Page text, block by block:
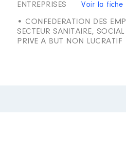
ENTREPRISES
Voir la fiche
• CONFEDERATION DES
SECTEUR SANITAIRE,
PRIVE A BUT NON LUCRATIF